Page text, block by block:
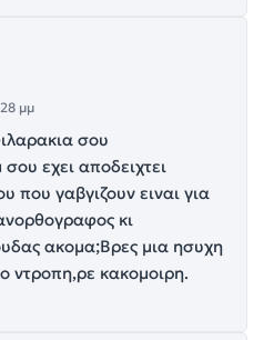
μμ
σου
σου εχει αποδειχτει
που γαβγιζουν ειναι για
κι
ακομα;Βρες μια ησυχη
ντροπη,ρε κακομοιρη.